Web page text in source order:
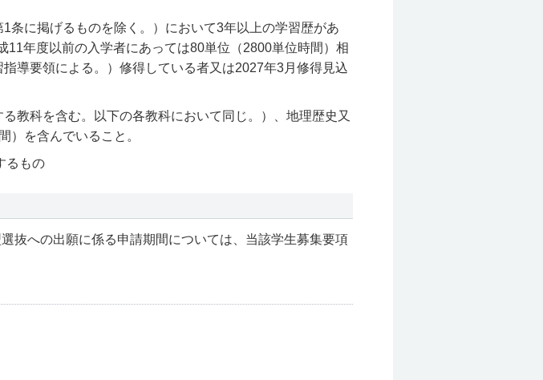
条に掲げるものを除く。）において3年以上の学習歴があ
11年度以前の入学者にあっては80単位（2800単位時間）相
導要領による。）修得している者又は2027年3月修得見込
教科を含む。以下の各教科において同じ。）、地理歴史又
）を含んでいること。
るもの
抜への出願に係る申請期間については、当該学生募集要項